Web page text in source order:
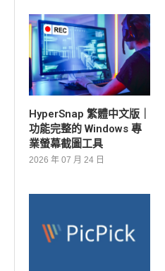
HyperSnap 繁體中文版｜
功能完整的 Windows 專
業螢幕截圖工具
2026 年 07 月 24 日